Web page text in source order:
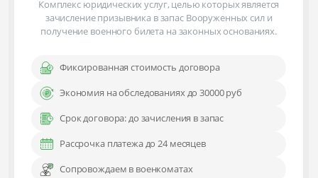
Комплекс юридических услуг, целью которых является
зачисление призывника в запас Вооруженных сил и
получение военного билета на законных основаниях.
Фиксированная стоимость договора
Экономия на обследованиях до 30000 руб
Срок договора: до зачисления в запас
Рассрочка платежа до 24 месяцев
Сопровождаем в военкоматах